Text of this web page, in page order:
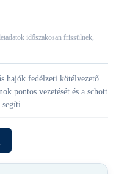
időszakosan frissülnek,
hajók fedélzeti kötélvezető
pontos vezetését és a schott